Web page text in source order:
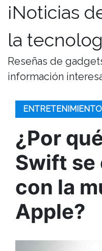
¡Noticias
la
Reseñas de
información
ENTRETENIMIENTO
¿Por
Swift se
con la
Apple?